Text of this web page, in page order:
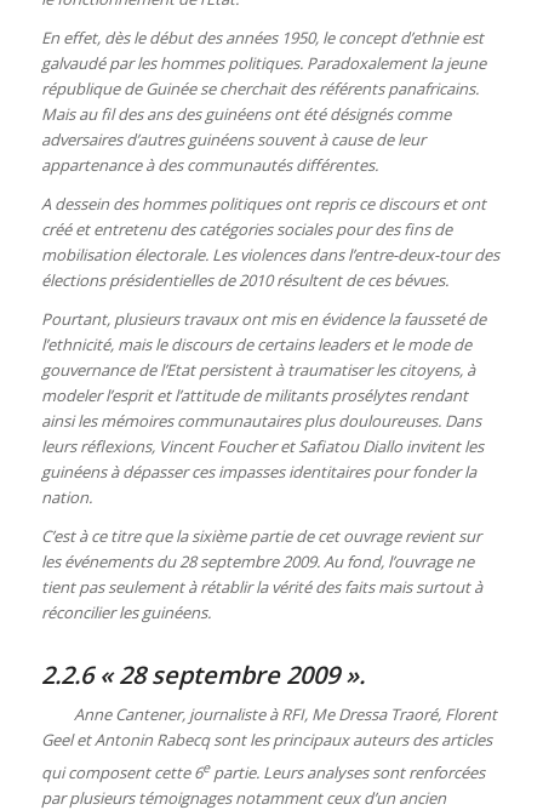
En effet, dès le début des années 1950, le concept d’ethnie est
galvaudé par les hommes politiques. Paradoxalement la jeune
république de Guinée se cherchait des référents panafricains.
Mais au fil des ans des guinéens ont été désignés comme
adversaires d’autres guinéens souvent à cause de leur
appartenance à des communautés différentes.
A dessein des hommes politiques ont repris ce discours et ont
créé et entretenu des catégories sociales pour des fins de
mobilisation électorale. Les violences dans l’entre-deux-tour des
élections présidentielles de 2010 résultent de ces bévues.
Pourtant, plusieurs travaux ont mis en évidence la fausseté de
l’ethnicité, mais le discours de certains leaders et le mode de
gouvernance de l’Etat persistent à traumatiser les citoyens, à
modeler l’esprit et l’attitude de militants prosélytes rendant
ainsi les mémoires communautaires plus douloureuses. Dans
leurs réflexions, Vincent Foucher et Safiatou Diallo invitent les
guinéens à dépasser ces impasses identitaires pour fonder la
nation.
C’est à ce titre que la sixième partie de cet ouvrage revient sur
les événements du 28 septembre 2009. Au fond, l’ouvrage ne
tient pas seulement à rétablir la vérité des faits mais surtout à
réconcilier les guinéens.
2.2.6 « 28 septembre 2009 ».
Anne Cantener, journaliste à RFI, Me Dressa Traoré, Florent
Geel et Antonin Rabecq sont les principaux auteurs des articles
qui composent cette 6epartie. Leurs analyses sont renforcées
par plusieurs témoignages notamment ceux d’un ancien